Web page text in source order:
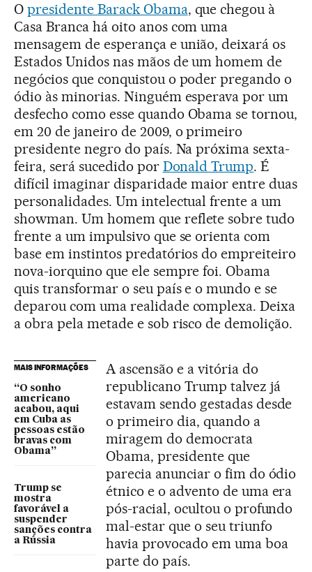
O presidente Barack Obama, que chegou à
Casa Branca há oito anos com uma
mensagem de esperança e união, deixará os
Estados Unidos nas mãos de um homem de
negócios que conquistou o poder pregando o
ódio às minorias. Ninguém esperava por um
desfecho como esse quando Obama se tornou,
em 20 de janeiro de 2009, o primeiro
presidente negro do país. Na próxima sexta-
feira, será sucedido por Donald Trump. É
difícil imaginar disparidade maior entre duas
personalidades. Um intelectual frente a um
showman. Um homem que reflete sobre tudo
frente a um impulsivo que se orienta com
base em instintos predatórios do empreiteiro
nova-iorquino que ele sempre foi. Obama
quis transformar o seu país e o mundo e se
deparou com uma realidade complexa. Deixa
a obra pela metade e sob risco de demolição.
MAIS INFORMAÇÕES
“O sonho
americano
acabou, aqui
em Cuba as
pessoas estão
bravas com
Obama”
Trump se
mostra
favorável a
suspender
sanções contra
a Rússia
A ascensão e a vitória do
republicano Trump talvez já
estavam sendo gestadas desde
o primeiro dia, quando a
miragem do democrata
Obama, presidente que
parecia anunciar o fim do ódio
étnico e o advento de uma era
pós-racial, ocultou o profundo
mal-estar que o seu triunfo
havia provocado em uma boa
parte do país.